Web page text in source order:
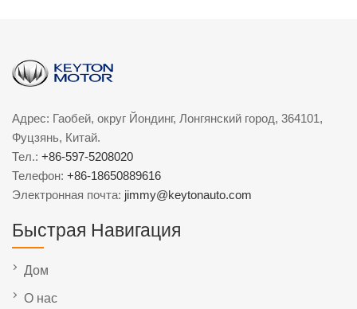
Адрес: Гаобей, округ Йондинг, Лонгянский город, 364101,
Фуцзянь, Китай.
Тел.: +86-597-5208020
Телефон: +86-18650889616
Электронная почта: jimmy@keytonauto.com
Быстрая Навигация
Дом
О нас